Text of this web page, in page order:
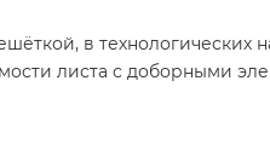
в технологических
листа с доборными